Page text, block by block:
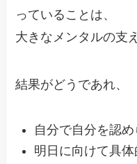
っていることは、
大きなメンタルの支
結果がどうであれ、
自分で自分を認め
明日に向けて具